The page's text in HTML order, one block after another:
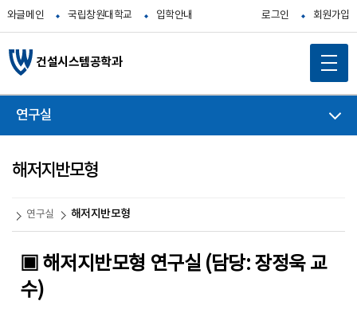
와글메인 국립창원대학교 입학안내 로그인 회원가입
건설시스템공학과
연구실
해저지반모형
연구실 해저지반모형
▣ 해저지반모형 연구실 (담당: 장정욱 교
수)